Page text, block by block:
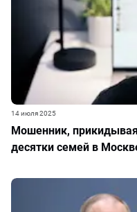
Мошенник,
десятки семей в
14 июля 2025